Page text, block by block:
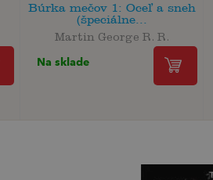
Búrka mečov 1: Oceľ a sneh
(špeciálne...
Martin George R. R.
Na sklade